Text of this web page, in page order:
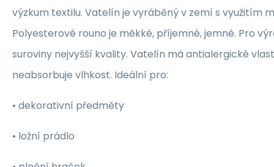
výzkum textilu. Vatelín je vyráběný v zemí s využitím
Polyesterové rouno je měkké, příjemné, jemné. Pro
suroviny nejvyšší kvality. Vatelín má antialergické
neabsorbuje vlhkost. Ideální pro:
• dekorativní předměty
• ložní prádlo